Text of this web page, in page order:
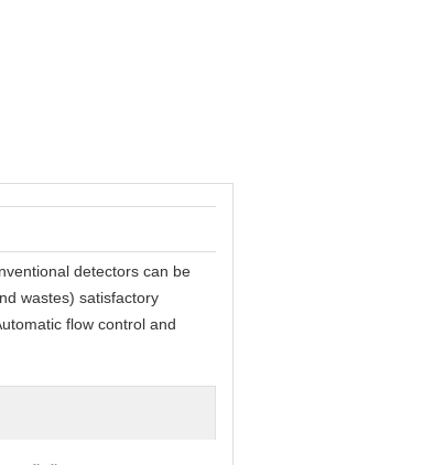
detectors can be
wastes) satisfactory
flow control and